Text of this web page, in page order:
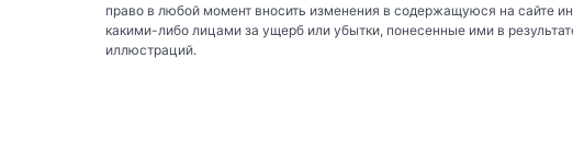
право в любой момент вносить изменения в содержащуюся на сайте
какими-либо лицами за ущерб или убытки, понесенные ими в
иллюстраций.